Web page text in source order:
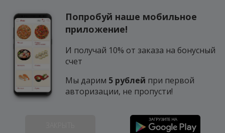
Попробуй наше мобильное
приложение!
И получай 10% от заказа на бонусный
счет
Мы дарим 5 рублей при первой
авторизации, не пропусти!